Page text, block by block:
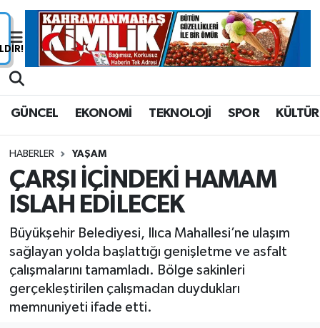
GÜNCEL EKONOMİ TEKNOLOJİ SPOR KÜLTÜR
HABERLER YAŞAM
ÇARŞI İÇİNDEKİ HAMAM
ISLAH EDİLECEK
Büyükşehir Belediyesi, Ilıca Mahallesi’ne ulaşım
sağlayan yolda başlattığı genişletme ve asfalt
çalışmalarını tamamladı. Bölge sakinleri
gerçekleştirilen çalışmadan duydukları
memnuniyeti ifade etti.
Nöbetçi Eczaneler
Trafik Durumu
Süper Lig Puan Durumu ve Fikstür
Tüm Manşetler
Son Dakika Haberleri
Haber Arşivi